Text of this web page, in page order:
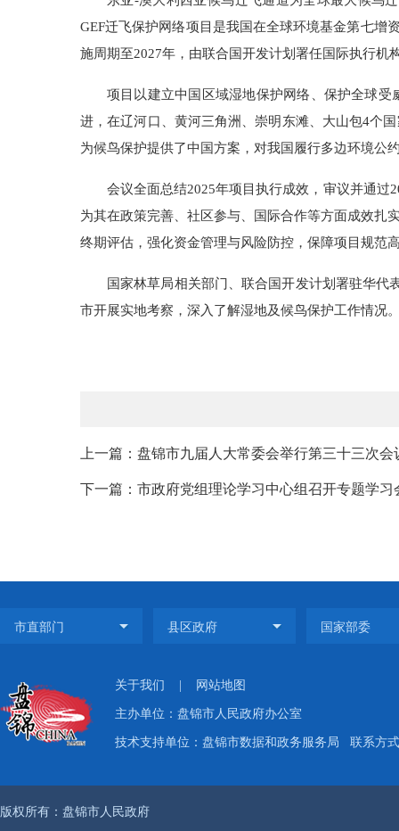
GEF迁飞保护网络项目是我国在全球环境基金第七增
施周期至2027年，由联合国开发计划署任国际执行机
项目以建立中国区域湿地保护网络、保护全球
进，在辽河口、黄河三角洲、崇明东滩、大山包4个
为候鸟保护提供了中国方案，对我国履行多边环境公
会议全面总结2025年项目执行成效，审议并通过
为其在政策完善、社区参与、国际合作等方面成效扎
终期评估，强化资金管理与风险防控，保障项目规范
国家林草局相关部门、联合国开发计划署驻华
市开展实地考察，深入了解湿地及候鸟保护工作情况
上一篇：盘锦市九届人大常委会举行第三十三次会
下一篇：市政府党组理论学习中心组召开专题学习
关于我们 网站地图
主办单位：盘锦市人民政府办公室
技术支持单位：盘锦市数据和政务服务局 联系方
版权所有：盘锦市人民政府